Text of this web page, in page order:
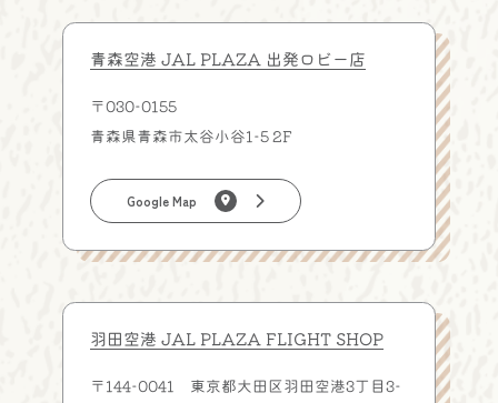
青森空港 JAL PLAZA 出発ロビー店
〒030-0155
青森県青森市太谷小谷1-5 2F
Google Map
羽田空港 JAL PLAZA FLIGHT SHOP
〒144-0041 東京都大田区羽田空港3丁目3-